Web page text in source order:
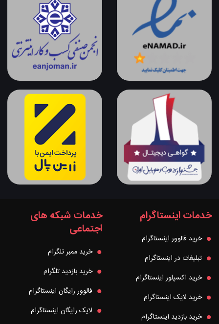
خدمات اینستاگرام
خرید فالوور اینستاگرام
تبلیغات در اینستاگرام
خرید اکسپلور اینستاگرام
خرید لایک اینستاگرام
خرید بازدید اینستاگرام
خدمات شبکه های
اجتماعی
خرید ممبر تلگرام
خرید بازدید تلگرام
فالوور رایگان اینستاگرام
لایک رایگان اینستاگرام